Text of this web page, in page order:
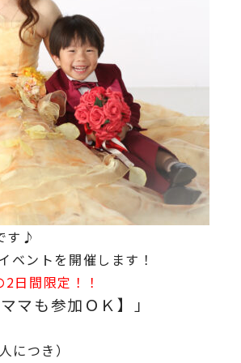
す♪
ベントを開催します！
日間限定！！
マも参加ＯＫ】」
つき）